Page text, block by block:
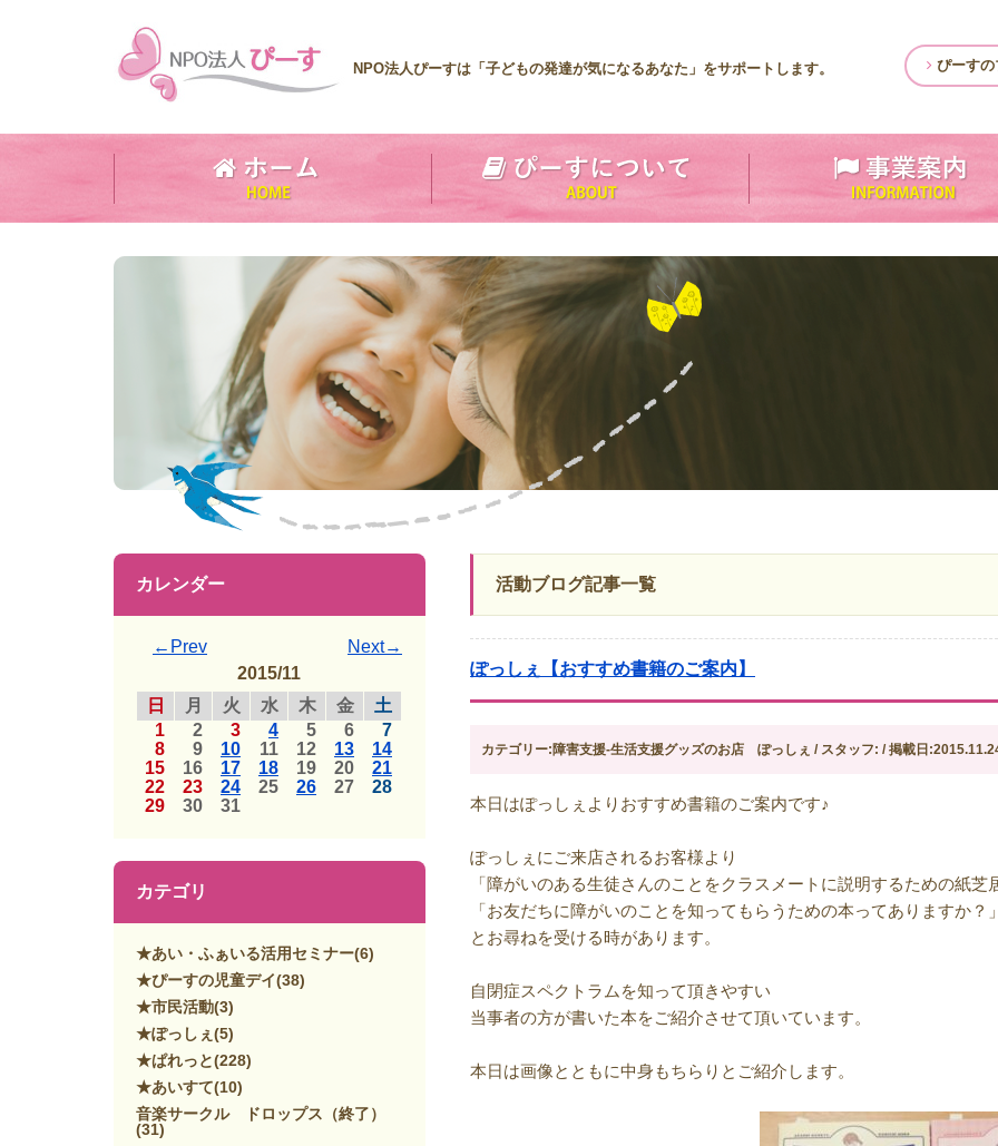
NPO法人ぴーすは「子どもの発達が気になるあなた」をサポートします。 ぴーすの
活動ブログ記事一覧
ぽっしぇ【おすすめ書籍のご案内】
カテゴリー:障害支援-生活支援グッズのお店 ぽっしぇ / スタッフ: / 掲載日
本日はぽっしぇよりおすすめ書籍のご案内です♪
ぽっしぇにご来店されるお客様より
「障がいのある生徒さんのことをクラスメートに説明するための紙芝
「お友だちに障がいのことを知ってもらうための本ってありますか？」
とお尋ねを受ける時があります。
自閉症スペクトラムを知って頂きやすい
当事者の方が書いた本をご紹介させて頂いています。
本日は画像とともに中身もちらりとご紹介します。
カレンダー
←Prev
Next→
2015/11
日
月 火 水 木 金
土
1
2 3 4 5 6
7
8
9 10 11 12 13
14
15
16 17 18 19 20
21
22
23 24 25 26 27
28
29
30 31
カテゴリ
★あい・ふぁいる活用セミナー(6)
★ぴーすの児童デイ(38)
★市民活動(3)
★ぽっしぇ (5)
★ぱれっと(228)
★あいすて(10)
音楽サークル ドロップス（終了）
(31)